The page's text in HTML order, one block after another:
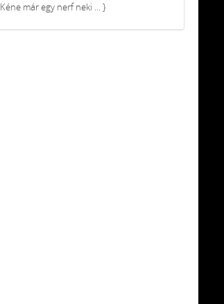
Kéne már egy nerf neki ... }